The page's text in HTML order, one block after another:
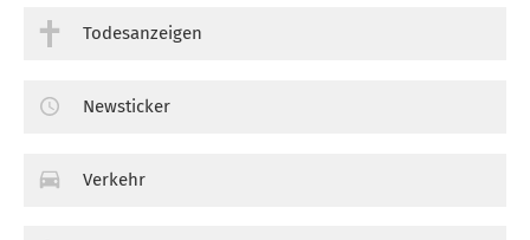
Todesanzeigen
Newsticker
Verkehr